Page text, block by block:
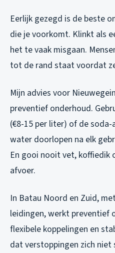
Eerlijk gezegd is de beste
die je voorkomt. Klinkt als
het te vaak misgaan.
tot de rand staat voordat
Mijn advies voor
preventief onderhoud.
(€8-15 per liter) of de
water doorlopen na elk
En gooi nooit vet, koffiedik
afvoer.
In Batau Noord en Zuid,
leidingen, werkt preventief
flexibele koppelingen en
dat verstoppingen zich niet